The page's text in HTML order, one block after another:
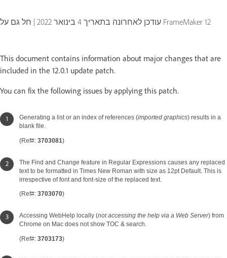
עודכן לאחרונה בתאריך 4 בינואר 2022 | חל גם על FrameMaker 12
This document contains information about major changes that are
included in the 12.0.1 update patch.
You can fix the following issues by applying this patch.
Generating a list or an index of references (imported graphics) results in a
blank file.
(Ref#: 3703081)
The Find and Change feature in Regular Expressions causes any replaced
text to be formatted in Times New Roman with size as 12pt Default. This is
irrespective of font and font-size of the replaced text.
(Ref#: 3703070)
Accessing WebHelp locally (not accessing the help via a Web Server) from
Chrome on Mac does not show TOC & search.
(Ref#: 3703173)